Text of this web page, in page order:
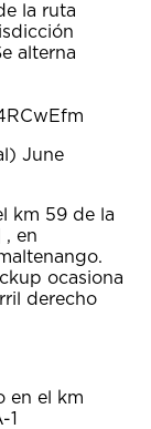
la ruta
alterna
June
km 59 de la
, en
ocasiona
derecho
en el km
1